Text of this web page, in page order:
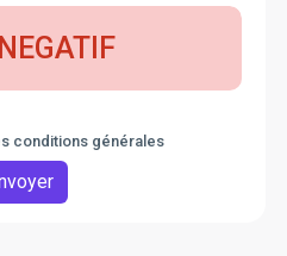
conditions générales